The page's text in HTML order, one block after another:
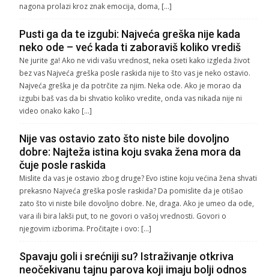
nagona prolazi kroz znak emocija, doma, […]
Pusti ga da te izgubi: Najveća greška nije kada
neko ode – već kada ti zaboraviš koliko vrediš
Ne jurite ga! Ako ne vidi vašu vrednost, neka oseti kako izgleda život
bez vas Najveća greška posle raskida nije to što vas je neko ostavio.
Najveća greška je da potrčite za njim. Neka ode. Ako je morao da
izgubi baš vas da bi shvatio koliko vredite, onda vas nikada nije ni
video onako kako […]
Nije vas ostavio zato što niste bile dovoljno
dobre: Najteža istina koju svaka žena mora da
čuje posle raskida
Mislite da vas je ostavio zbog druge? Evo istine koju većina žena shvati
prekasno Najveća greška posle raskida? Da pomislite da je otišao
zato što vi niste bile dovoljno dobre. Ne, draga. Ako je umeo da ode,
vara ili bira lakši put, to ne govori o vašoj vrednosti. Govori o
njegovim izborima. Pročitajte i ovo: […]
Spavaju goli i srećniji su? Istraživanje otkriva
neočekivanu tajnu parova koji imaju bolji odnos